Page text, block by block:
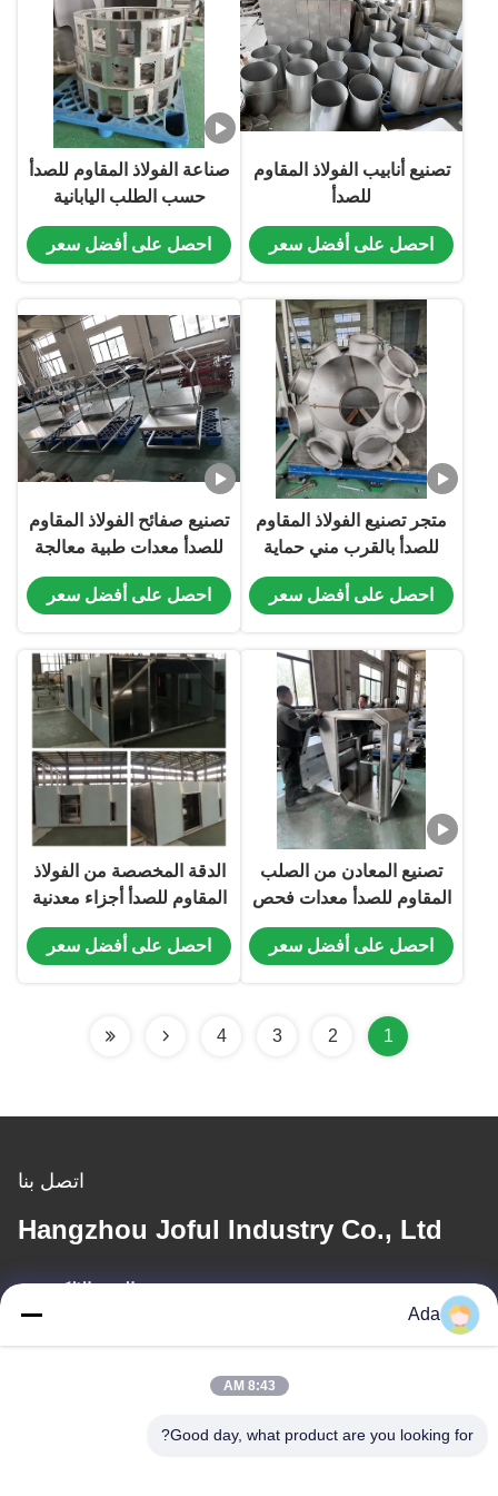
quality
تصنيع أنابيب الفولاذ المقاوم
للصدأ
احصل على أفضل سعر
صناعة الفولاذ المقاوم للصدأ
حسب الطلب اليابانية
الكاملة الأوتوماتيكية
المقياس الإلكتروني القشرة
التكنولوجيا المتقدمة
احصل على أفضل سعر
متجر تصنيع الفولاذ المقاوم
للصدأ بالقرب مني حماية
البيئة الآلات متعددة القنوات
تصنيف آلة قطع الغيار ليزر
احصل على أفضل سعر
تصنيع صفائح الفولاذ المقاوم
للصدأ معدات طبية معالجة
إطار هيكل صفائح الفولاذ
المقاوم للصدأ
احصل على أفضل سعر
تصنيع المعادن من الصلب
المقاوم للصدأ معدات فحص
الجوز معالجة الصلب
المقاوم للصدأ
احصل على أفضل سعر
الدقة المخصصة من الفولاذ
المقاوم للصدأ أجزاء معدنية
OEM / ODM للحاجات
الصناعية
احصل على أفضل سعر
1
2
3
4
اتصل بنا
Hangzhou Joful Industry Co., Ltd
البريد الإلكتروني
Ada
8:43 AM
Good day, what product are you looking for?